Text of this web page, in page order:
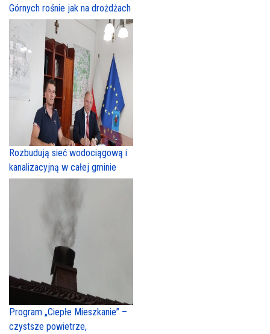
Górnych rośnie jak na drożdżach
Rozbudują sieć wodociągową i
kanalizacyjną w całej gminie
Program „Ciepłe Mieszkanie” –
czystsze powietrze,